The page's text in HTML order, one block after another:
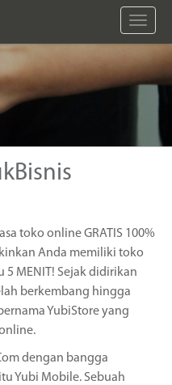
Toggle
toko online GRATIS 100%
Anda memiliki toko
MENIT! Sejak didirikan
berkembang hingga
YubiStore yang
dengan bangga
Yubi Mobile. Sebuah